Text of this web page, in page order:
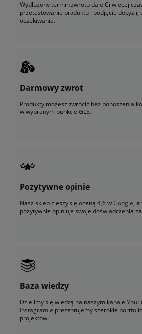
Wydłużony termin zwrotu daje Ci więcej
przetestowanie produktu i podjęcie decyzji,
oczekiwania.
Darmowy zwrot
Produkty możesz zwrócić bez ponoszenia
w wybranym punkcie GLS.
Pozytywne opinie
Nasz sklep cieszy się oceną 4,6 wGoogle, a
pozytywnie opiniuje swoje doświadczenia
Baza wiedzy
Dzielimy się wiedzą na naszym kanale
Instagramie prezentujemy szerokie
projektów.